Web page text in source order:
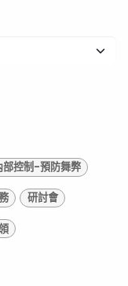
部控制-預防舞弊
研討會